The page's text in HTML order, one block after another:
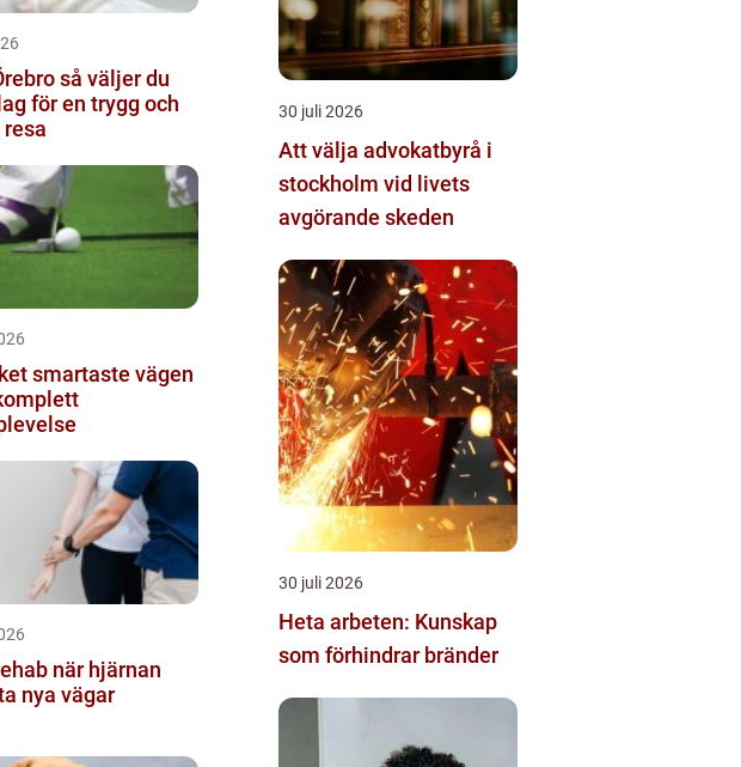
väljer du
för en trygg och
vägen
hjärnan
nya vägar
30 juli 2026
Att välja advokatbyrå i
stockholm vid livets
avgörande skeden
30 juli 2026
Heta arbeten: Kunskap
som förhindrar bränder